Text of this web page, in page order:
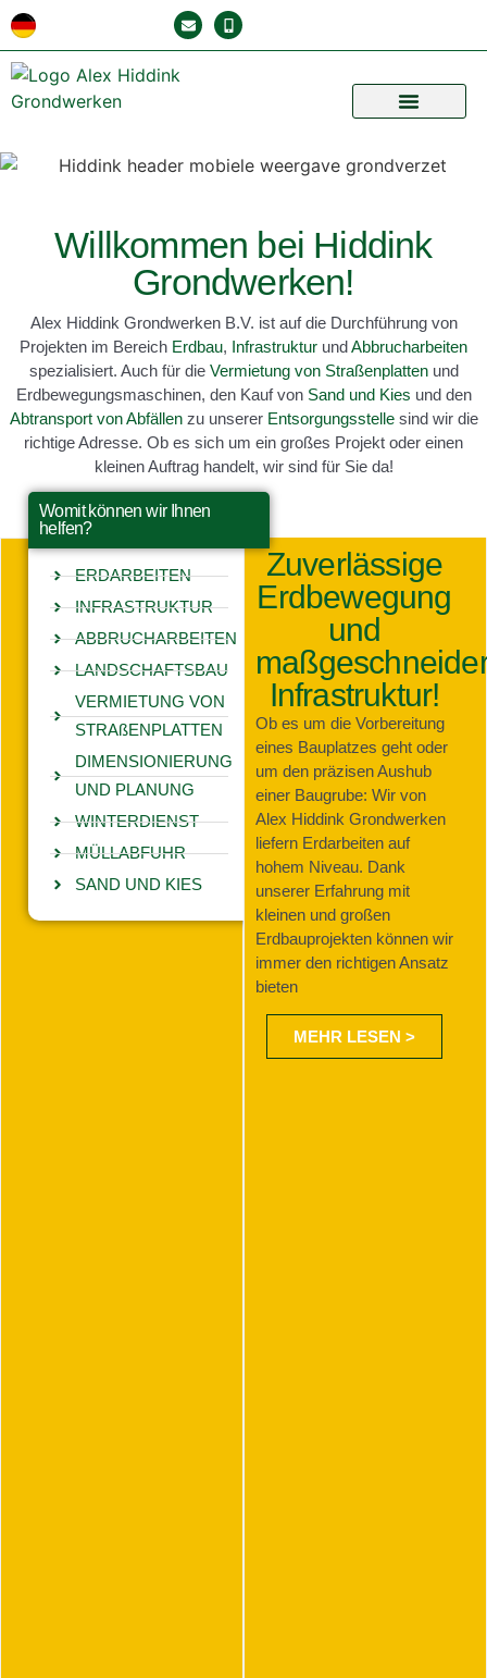
Willkommen bei Hiddink
Grondwerken!
Alex Hiddink Grondwerken B.V. ist auf die Durchführung von
Projekten im Bereich Erdbau, Infrastruktur undAbbrucharbeiten
spezialisiert. Auch für die Vermietung von Straßenplattenund
Erdbewegungsmaschinen, den Kauf von Sand und Kies und den
Abtransport von Abfällenzu unserer Entsorgungsstellesind wir die
richtige Adresse. Ob es sich um ein großes Projekt oder einen
kleinen Auftrag handelt, wir sind für Sie da!
Womit können wir Ihnen
helfen?
ERDARBEITEN
INFRASTRUKTUR
ABBRUCHARBEITEN
LANDSCHAFTSBAU
VERMIETUNG VON
STRAßENPLATTEN
DIMENSIONIERUNG
UND PLANUNG
WINTERDIENST
MÜLLABFUHR
SAND UND KIES
Zuverlässige
Erdbewegung
und
Infrastruktur!
Ob es um die Vorbereitung
eines Bauplatzes geht oder
um den präzisen Aushub
einer Baugrube: Wir von
Alex Hiddink Grondwerken
liefern Erdarbeiten auf
hohem Niveau. Dank
unserer Erfahrung mit
kleinen und großen
Erdbauprojekten können wir
immer den richtigen Ansatz
bieten
MEHR LESEN >